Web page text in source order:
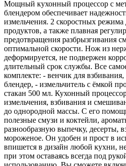
Мощный кухонный процессор с
блендером обеспечивает
измельчения. 2 скоростных
продуктов, а также плавная
предотвращения разбрызгивания
оптимальной скорости. Нож из
деформируется, не подвержен
длительный срок службы. Все
комплекте: - венчик для взбивания,
блендер, - измельчитель с ёмкой
стакан 500 мл. Кухонный
измельчения, взбивания и
до однородной массы. С его
полезные смузи и коктейли,
разнообразную выпечку, десерты,
мороженое. Он удобен и прост в
впишется в дизайн любой кухни,
при этом оставаясь всегда под